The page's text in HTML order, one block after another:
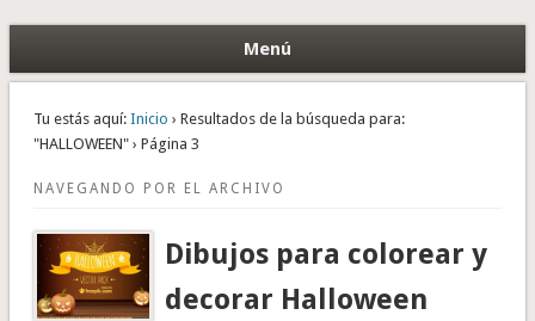
Menú
Tu estás aquí: Inicio › Resultados de la búsqueda para:
"HALLOWEEN" › Página 3
NAVEGANDO POR EL ARCHIVO
Dibujos para colorear y
decorar Halloween